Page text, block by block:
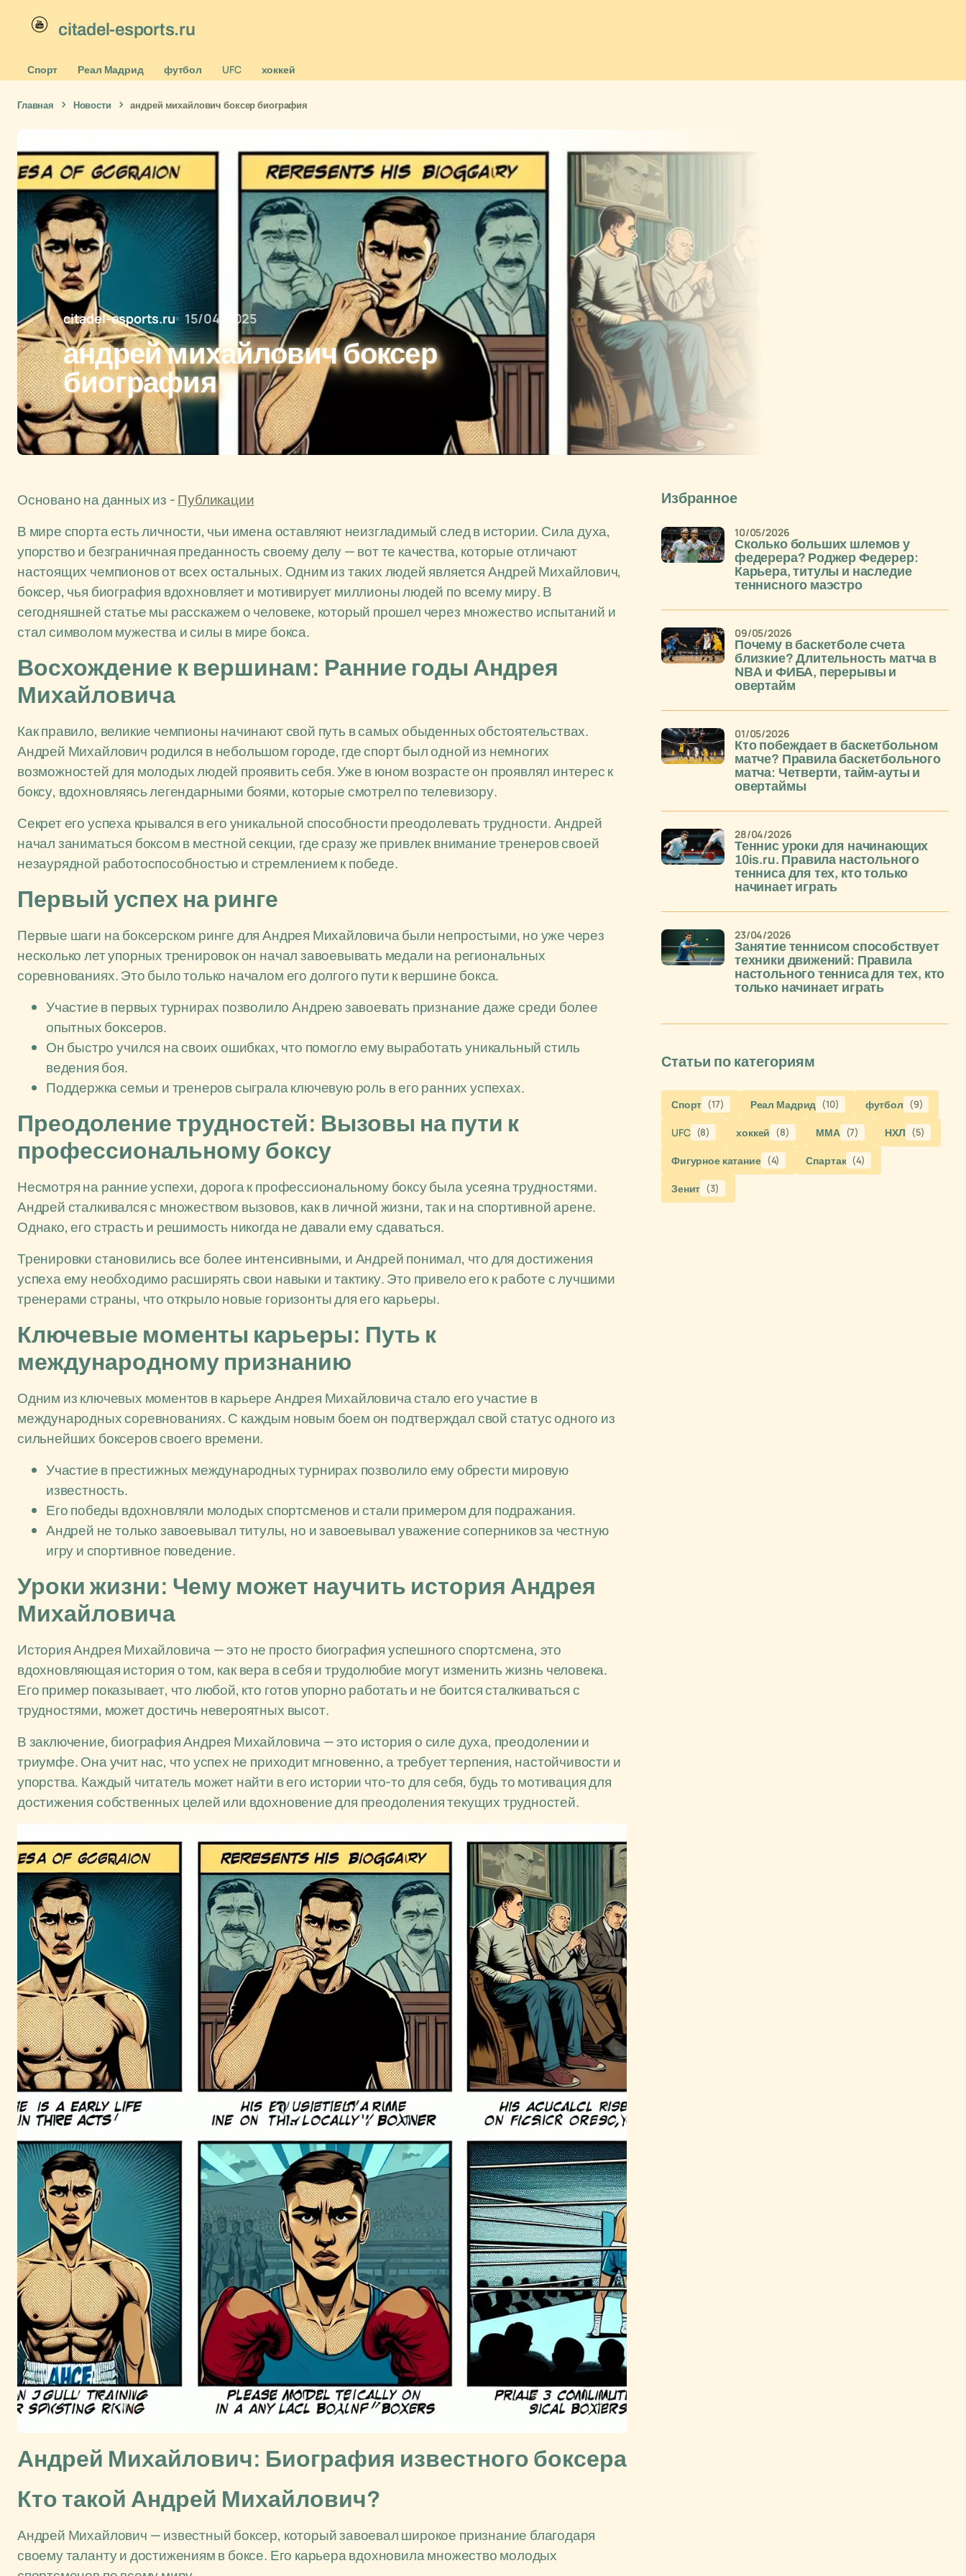
citadel-esports.ru
Спорт Реал Мадрид футбол UFC хоккей
Главная Новости андрей михайлович боксер биография
citadel-esports.ru 15/04/2025
андрей михайлович боксер
биография
Основано на данных из -Публикации
В мире спорта есть личности, чьи имена оставляют неизгладимый след в истории. Сила духа,
упорство и безграничная преданность своему делу — вот те качества, которые отличают
настоящих чемпионов от всех остальных. Одним из таких людей является Андрей Михайлович,
боксер, чья биография вдохновляет и мотивирует миллионы людей по всему миру. В
сегодняшней статье мы расскажем о человеке, который прошел через множество испытаний и
стал символом мужества и силы в мире бокса.
Восхождение к вершинам: Ранние годы Андрея
Михайловича
Как правило, великие чемпионы начинают свой путь в самых обыденных обстоятельствах.
Андрей Михайлович родился в небольшом городе, где спорт был одной из немногих
возможностей для молодых людей проявить себя. Уже в юном возрасте он проявлял интерес к
боксу, вдохновляясь легендарными боями, которые смотрел по телевизору.
Секрет его успеха крывался в его уникальной способности преодолевать трудности. Андрей
начал заниматься боксом в местной секции, где сразу же привлек внимание тренеров своей
незаурядной работоспособностью и стремлением к победе.
Первый успех на ринге
Первые шаги на боксерском ринге для Андрея Михайловича были непростыми, но уже через
несколько лет упорных тренировок он начал завоевывать медали на региональных
соревнованиях. Это было только началом его долгого пути к вершине бокса.
Участие в первых турнирах позволило Андрею завоевать признание даже среди более
опытных боксеров.
Он быстро учился на своих ошибках, что помогло ему выработать уникальный стиль
ведения боя.
Поддержка семьи и тренеров сыграла ключевую роль в его ранних успехах.
Преодоление трудностей: Вызовы на пути к
профессиональному боксу
Несмотря на ранние успехи, дорога к профессиональному боксу была усеяна трудностями.
Андрей сталкивался с множеством вызовов, как в личной жизни, так и на спортивной арене.
Однако, его страсть и решимость никогда не давали ему сдаваться.
Тренировки становились все более интенсивными, и Андрей понимал, что для достижения
успеха ему необходимо расширять свои навыки и тактику. Это привело его к работе с лучшими
тренерами страны, что открыло новые горизонты для его карьеры.
Ключевые моменты карьеры: Путь к
международному признанию
Одним из ключевых моментов в карьере Андрея Михайловича стало его участие в
международных соревнованиях. С каждым новым боем он подтверждал свой статус одного из
сильнейших боксеров своего времени.
Участие в престижных международных турнирах позволило ему обрести мировую
известность.
Его победы вдохновляли молодых спортсменов и стали примером для подражания.
Андрей не только завоевывал титулы, но и завоевывал уважение соперников за честную
игру и спортивное поведение.
Уроки жизни: Чему может научить история Андрея
Михайловича
История Андрея Михайловича — это не просто биография успешного спортсмена, это
вдохновляющая история о том, как вера в себя и трудолюбие могут изменить жизнь человека.
Его пример показывает, что любой, кто готов упорно работать и не боится сталкиваться с
трудностями, может достичь невероятных высот.
В заключение, биография Андрея Михайловича — это история о силе духа, преодолении и
триумфе. Она учит нас, что успех не приходит мгновенно, а требует терпения, настойчивости и
упорства. Каждый читатель может найти в его истории что-то для себя, будь то мотивация для
достижения собственных целей или вдохновение для преодоления текущих трудностей.
Андрей Михайлович: Биография известного боксера
Кто такой Андрей Михайлович?
Андрей Михайлович — известный боксер, который завоевал широкое признание благодаря
своему таланту и достижениям в боксе. Его карьера вдохновила множество молодых
Избранное
Сколько больших шлемов у
федерера? Роджер Федерер:
Карьера, титулы и наследие
теннисного маэстро
10/05/2026
Почему в баскетболе счета
близкие? Длительность матча в
NBA и ФИБА, перерывы и
овертайм
09/05/2026
Кто побеждает в баскетбольном
матче? Правила баскетбольного
матча: Четверти, тайм-ауты и
овертаймы
01/05/2026
Теннис уроки для начинающих
10is.ru. Правила настольного
тенниса для тех, кто только
начинает играть
28/04/2026
Занятие теннисом способствует
техники движений: Правила
настольного тенниса для тех, кто
только начинает играть
23/04/2026
Статьи по категориям
Спорт (17) Реал Мадрид (10) футбол (9)
UFC (8) хоккей (8) ММА (7) НХЛ (5)
Фигурное катание (4) Спартак (4)
Зенит (3)